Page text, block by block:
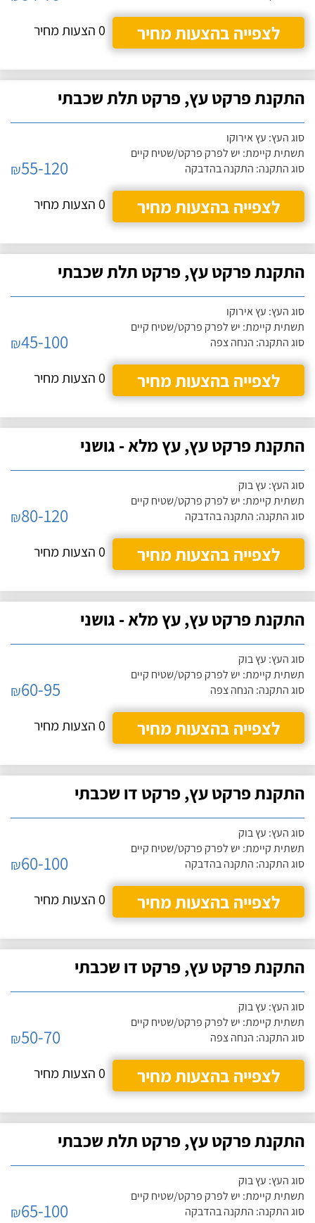
לצפייה בהצעות מחיר
0 הצעות מחיר
התקנת פרקט עץ, פרקט תלת שכבתי
סוג העץ: עץ אירוקו
תשתית קיימת: יש לפרק פרקט/שטיח קיים
סוג התקנה: התקנה בהדבקה
₪55-120
לצפייה בהצעות מחיר
0 הצעות מחיר
התקנת פרקט עץ, פרקט תלת שכבתי
סוג העץ: עץ אירוקו
תשתית קיימת: יש לפרק פרקט/שטיח קיים
סוג התקנה: הנחה צפה
₪45-100
לצפייה בהצעות מחיר
0 הצעות מחיר
התקנת פרקט עץ, עץ מלא - גושני
סוג העץ: עץ בוק
תשתית קיימת: יש לפרק פרקט/שטיח קיים
סוג התקנה: התקנה בהדבקה
₪80-120
לצפייה בהצעות מחיר
0 הצעות מחיר
התקנת פרקט עץ, עץ מלא - גושני
סוג העץ: עץ בוק
תשתית קיימת: יש לפרק פרקט/שטיח קיים
סוג התקנה: הנחה צפה
₪60-95
לצפייה בהצעות מחיר
0 הצעות מחיר
התקנת פרקט עץ, פרקט דו שכבתי
סוג העץ: עץ בוק
תשתית קיימת: יש לפרק פרקט/שטיח קיים
סוג התקנה: התקנה בהדבקה
₪60-100
לצפייה בהצעות מחיר
0 הצעות מחיר
התקנת פרקט עץ, פרקט דו שכבתי
סוג העץ: עץ בוק
תשתית קיימת: יש לפרק פרקט/שטיח קיים
סוג התקנה: הנחה צפה
₪50-70
לצפייה בהצעות מחיר
0 הצעות מחיר
התקנת פרקט עץ, פרקט תלת שכבתי
סוג העץ: עץ בוק
תשתית קיימת: יש לפרק פרקט/שטיח קיים
סוג התקנה: התקנה בהדבקה
₪65-100